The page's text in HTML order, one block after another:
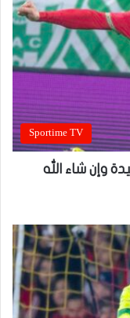
Sportime TV
وإن شاء الله